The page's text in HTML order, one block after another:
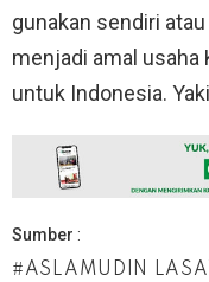
gunakan sendiri
menjadi amal usaha
untuk Indonesia.
Sumber :
ASLAMUDIN